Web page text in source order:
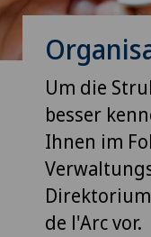
Um die
besser
Ihnen im
de l'Arc vor.